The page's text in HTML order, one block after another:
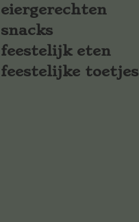
eiergerechten
snacks
feestelijk eten
feestelijke toetjes